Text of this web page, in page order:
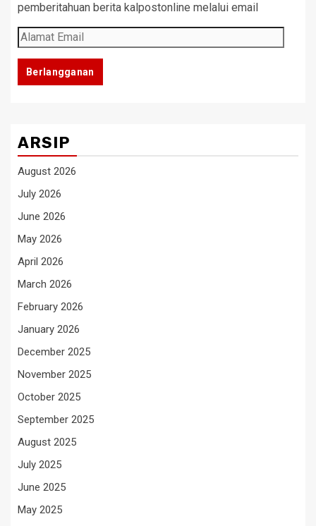
pemberitahuan berita kalpostonline melalui email
Alamat
Email
Berlangganan
ARSIP
August 2026
July 2026
June 2026
May 2026
April 2026
March 2026
February 2026
January 2026
December 2025
November 2025
October 2025
September 2025
August 2025
July 2025
June 2025
May 2025